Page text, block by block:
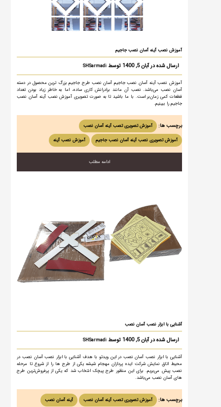
آموزش نصب آینه آسان نصب جاجیم
ارسال شده در آبان 5, 1400 توسط SHSarmadi
آموزش نصب آینه آسان نصب جاجیم آسان نصب طرح جاجیم بزرگ ترین محصول در دسته
آسان نصب می‌باشد. نصب آن مانند برادرانش کاری ساده، اما به خاطر زیاد بودن تعداد
قطعات کمی زمان‌بر است. با ما باشید تا به صورت تصویری آموزش نصب آینه آسان نصب
جاجیم را ببینیم.
برچسب ها: آموزش تصویری تصب آینه آسان نصب
آموزش تصویری نصب آینه آسان نصب جاجیم آموزش نصب آینه
ادامه مطلب
آشنایی با ابزار نصب آسان نصب
ارسال شده در آبان 5, 1400 توسط SHSarmadi
آشنایی با ابزار نصب آسان نصب در این ویدئو با هدف آشنایی با ابزار نصب آسان نصب در
محیط اتاق نمایش شرکت ایده پردازان مهجام شیشه یکی از طرح ها را از شروع تا مرحله
نصب پیش می‌بریم. برای این منظور طرح پیچک انتخاب شد که یکی از پرفروش‌ترین طرح
های آسان نصب می‌باشد.
برچسب ها: آموزش تصویری تصب آینه آسان نصب آینه آسان نصب